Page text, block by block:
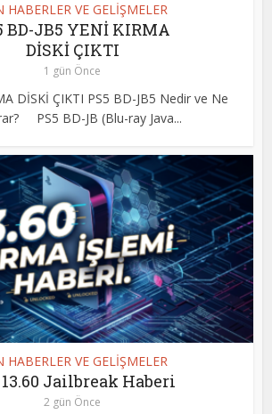
HABERLER VE GELİŞMELER
BD-JB5 YENİ KIRMA
DİSKİ ÇIKTI
1 gün Önce
DİSKİ ÇIKTI PS5 BD-JB5 Nedir ve Ne
PS5 BD-JB (Blu-ray Java...
HABERLER VE GELİŞMELER
13.60 Jailbreak Haberi
2 gün Önce